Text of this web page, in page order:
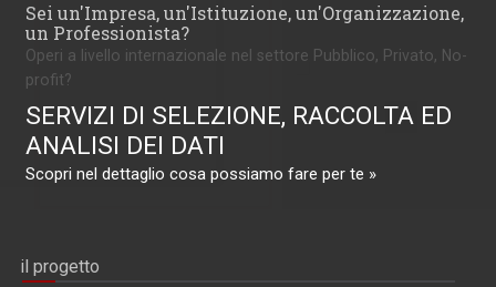
Sei un'Impresa, un'Istituzione, un'Organizzazione,
un Professionista?
Operi a livello internazionale nel settore Pubblico, Privato, No-
profit?
SERVIZI DI SELEZIONE, RACCOLTA ED
ANALISI DEI DATI
Scopri nel dettaglio cosa possiamo fare per te »
il progetto